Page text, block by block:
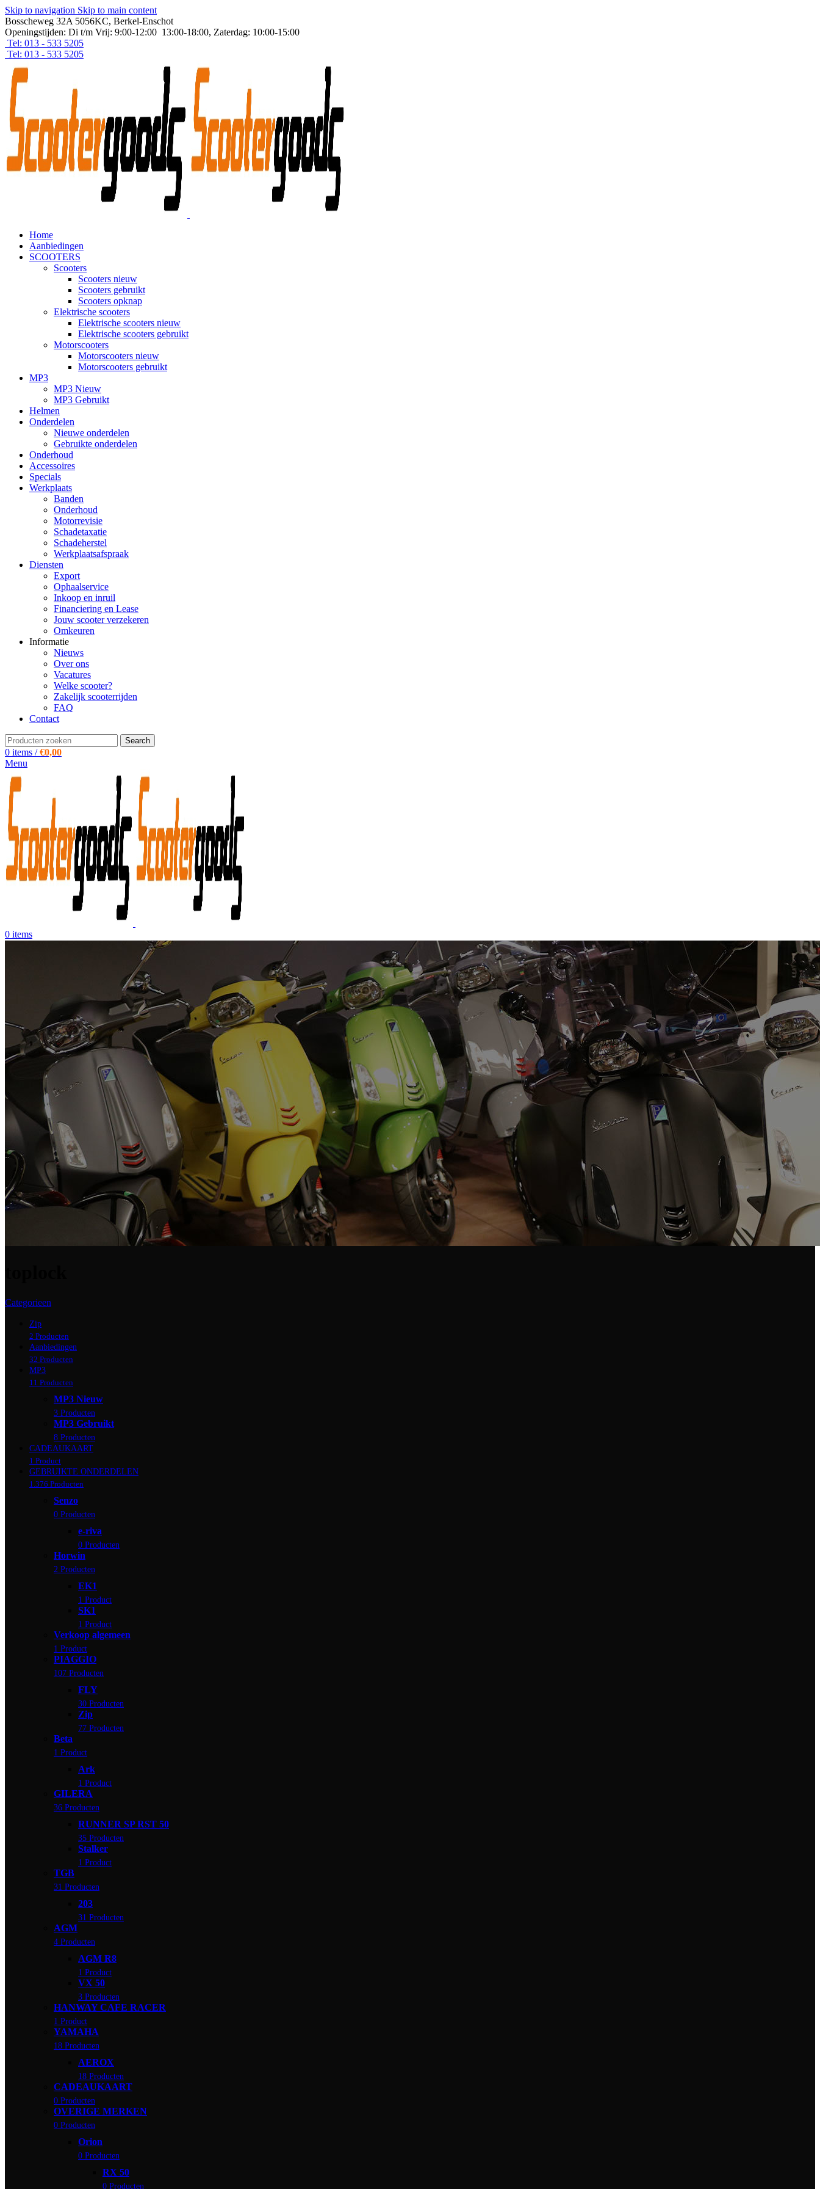
Skip to navigation Skip to main content
Bosscheweg 32A 5056KC, Berkel-Enschot
Openingstijden: Di t/m Vrij: 9:00-12:00 13:00-18:00, Zaterdag: 10:00-15:00
Tel: 013 - 533 5205
Tel: 013 - 533 5205
Home
Aanbiedingen
SCOOTERS
Scooters
Scooters nieuw
Scooters gebruikt
Scooters opknap
Elektrische scooters
Elektrische scooters nieuw
Elektrische scooters gebruikt
Motorscooters
Motorscooters nieuw
Motorscooters gebruikt
MP3
MP3 Nieuw
MP3 Gebruikt
Helmen
Onderdelen
Nieuwe onderdelen
Gebruikte onderdelen
Onderhoud
Accessoires
Specials
Werkplaats
Banden
Onderhoud
Motorrevisie
Schadetaxatie
Schadeherstel
Werkplaatsafspraak
Diensten
Export
Ophaalservice
Inkoop en inruil
Financiering en Lease
Jouw scooter verzekeren
Omkeuren
Informatie
Nieuws
Over ons
Vacatures
Welke scooter?
Zakelijk scooterrijden
FAQ
Contact
Search
0 items / €0,00
Menu
0 items
Categorieen
Zip
2 Producten
Aanbiedingen
32 Producten
MP3
11 Producten
MP3 Nieuw
3 Producten
MP3 Gebruikt
8 Producten
CADEAUKAART
1 Product
GEBRUIKTE ONDERDELEN
1.376 Producten
Senzo
0 Producten
e-riva
0 Producten
Horwin
2 Producten
EK1
1 Product
SK1
1 Product
Verkoop algemeen
1 Product
PIAGGIO
107 Producten
FLY
30 Producten
Zip
77 Producten
Beta
1 Product
Ark
1 Product
GILERA
36 Producten
RUNNER SP RST 50
35 Producten
Stalker
1 Product
TGB
31 Producten
203
31 Producten
AGM
4 Producten
AGM R8
1 Product
VX 50
3 Producten
HANWAY CAFE RACER
1 Product
YAMAHA
18 Producten
AEROX
18 Producten
CADEAUKAART
0 Producten
OVERIGE MERKEN
0 Producten
Orion
0 Producten
RX 50
0 Producten